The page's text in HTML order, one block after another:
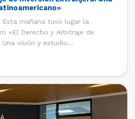
mañana tuvo lugar la
«El Derecho y Arbitraje de
Una visión y estudio
Arbitration Practitioners»
reúne a jóvenes profesionales
doméstico e internacional,